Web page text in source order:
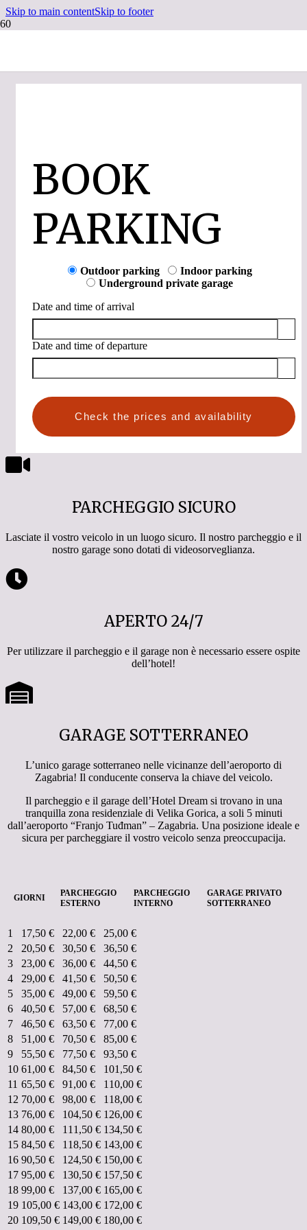
Skip to main contentSkip to footer
BOOK
PARKING
Outdoor parking
Indoor parking
Underground private garage
Date and time of arrival
Date and time of departure
Check the prices and availability
PARCHEGGIO SICURO
Lasciate il vostro veicolo in un luogo sicuro. Il nostro parcheggio e il
nostro garage sono dotati di videosorveglianza.
APERTO 24/7
Per utilizzare il parcheggio e il garage non è necessario essere ospite
dell’hotel!
GARAGE SOTTERRANEO
L’unico garage sotterraneo nelle vicinanze dell’aeroporto di
Zagabria! Il conducente conserva la chiave del veicolo.
Il parcheggio e il garage dell’Hotel Dream si trovano in una
tranquilla zona residenziale di Velika Gorica, a soli 5 minuti
dall’aeroporto “Franjo Tuđman” – Zagabria. Una posizione ideale e
sicura per parcheggiare il vostro veicolo senza preoccupacija.
GIORNI
PARCHEGGIO
ESTERNO
PARCHEGGIO
INTERNO
GARAGE PRIVATO
SOTTERRANEO
1 17,50 € 22,00 €
25,00 €
2
20,50 € 30,50 €
36,50 €
3
23,00 € 36,00 €
44,50 €
4
29,00 € 41,50 €
50,50 €
5
35,00 € 49,00 €
59,50 €
6
40,50 € 57,00 €
68,50 €
7
46,50 € 63,50 €
77,00 €
8
51,00 € 70,50 €
85,00 €
9
55,50 € 77,50 €
93,50 €
10 61,00 € 84,50 €
101,50 €
11 65,50 € 91,00 €
110,00 €
12 70,00 € 98,00 €
118,00 €
13 76,00 € 104,50 € 126,00 €
14 80,00 € 111,50 € 134,50 €
15 84,50 € 118,50 € 143,00 €
16 90,50 € 124,50 € 150,00 €
17 95,00 € 130,50 € 157,50 €
18 99,00 € 137,00 € 165,00 €
19 105,00 € 143,00 € 172,00 €
20 109,50 € 149,00 € 180,00 €